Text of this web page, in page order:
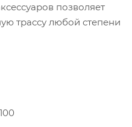
позволяет
трассу любой степени
100